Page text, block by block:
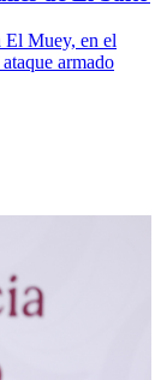
El Muey, en el
armado